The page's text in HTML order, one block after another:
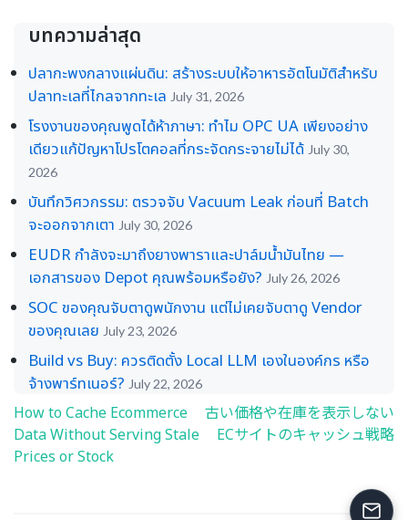
บทความล่าสุด
ปลากะพงกลางแผ่นดิน: สร้างระบบให้อาหารอัตโนมัติสำหรับ
ปลาทะเลที่ไกลจากทะเล July 31, 2026
โรงงานของคุณพูดได้ห้าภาษา: ทำไม OPC UA เพียงอย่าง
เดียวแก้ปัญหาโปรโตคอลที่กระจัดกระจายไม่ได้ July 30,
2026
บันทึกวิศวกรรม: ตรวจจับ Vacuum Leak ก่อนที่ Batch
จะออกจากเตา July 30, 2026
EUDR กำลังจะมาถึงยางพาราและปาล์มน้ำมันไทย —
เอกสารของ Depot คุณพร้อมหรือยัง? July 26, 2026
SOC ของคุณจับตาดูพนักงาน แต่ไม่เคยจับตาดู Vendor
ของคุณเลย July 23, 2026
Build vs Buy: ควรติดตั้ง Local LLM เองในองค์กร หรือ
จ้างพาร์ทเนอร์? July 22, 2026
Post
navigation
How to Cache Ecommerce
Data Without Serving Stale
Prices or Stock
古い価格や在庫を表示しない
ECサイトのキャッシュ戦略